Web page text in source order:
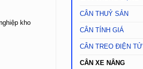
CÂN THUỶ SẢN
CÂN TÍNH GIÁ
CÂN TREO ĐIỆN TỬ
CÂN XE NÂNG
kho